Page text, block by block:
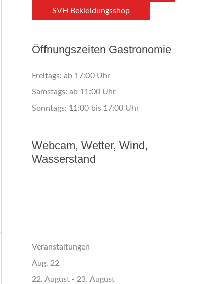
SVH Bekleidungsshop
Öffnungszeiten Gastronomie
Freitags: ab 17:00 Uhr
Samstags: ab 11:00 Uhr
Sonntags: 11:00 bis 17:00 Uhr
Webcam, Wetter, Wind,
Wasserstand
Veranstaltungen
Aug. 22
22. August - 23. August